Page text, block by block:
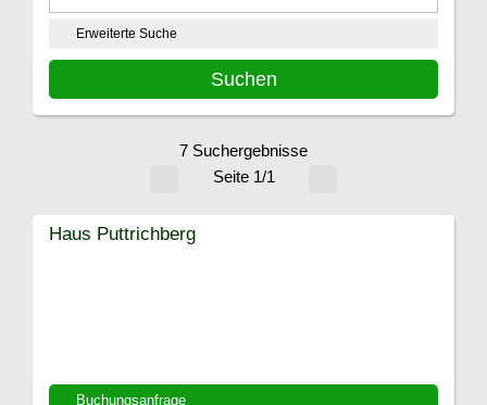
Erweiterte Suche
7 Suchergebnisse
Seite 1/1
Buchungsanfrage
Haus Puttrichberg